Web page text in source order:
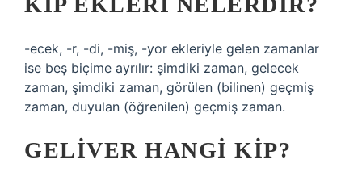
-ecek, -r, -di, -miş, -yor ekleriyle gelen zamanlar
ise beş biçime ayrılır: şimdiki zaman, gelecek
zaman, şimdiki zaman, görülen (bilinen) geçmiş
zaman, duyulan (öğrenilen) geçmiş zaman.
GELIVER HANGI KIP?